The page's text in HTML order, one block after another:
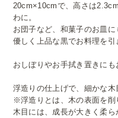
20cm×10cmで、高さは
わに。
お団子など、和菓子のお皿に
優しく上品な黒でお料理を引
おしぼりやお手拭き置きにも
浮造りの仕上げで、細かな木
※浮造りとは、木の表面を削
木目には、成長が大きく柔